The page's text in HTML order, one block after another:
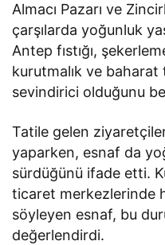
Almacı Pazarı ve
çarşılarda yoğunluk
Antep fıstığı,
kurutmalık ve
sevindirici olduğunu
Tatile gelen
yaparken, esnaf da
sürdüğünü ifade etti.
ticaret merkezlerinde
söyleyen esnaf, bu
değerlendirdi.